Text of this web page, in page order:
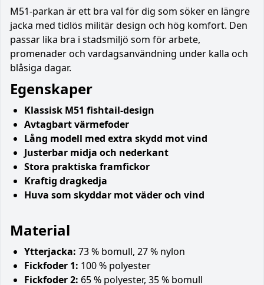
M51-parkan är ett bra val för dig som söker en längre
jacka med tidlös militär design och hög komfort. Den
passar lika bra i stadsmiljö som för arbete,
promenader och vardagsanvändning under kalla och
blåsiga dagar.
Egenskaper
Klassisk M51 fishtail-design
Avtagbart värmefoder
Lång modell med extra skydd mot vind
Justerbar midja och nederkant
Stora praktiska framfickor
Kraftig dragkedja
Huva som skyddar mot väder och vind
Material
Ytterjacka: 73 % bomull, 27 % nylon
Fickfoder 1: 100 % polyester
Fickfoder 2: 65 % polyester, 35 % bomull